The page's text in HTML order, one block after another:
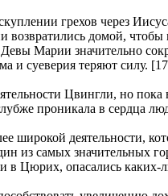
грехов через
домой,
Марии значительно
и суеверия теряют силу.
Цвингли, но
проникала в сердца
широкой деятельности,
из самых значительных
Цюрих, опасались каких-